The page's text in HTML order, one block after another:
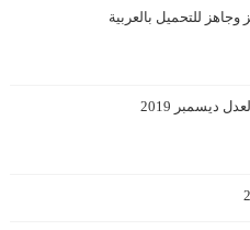
للتحميل بالعربية
ديسمبر 2019